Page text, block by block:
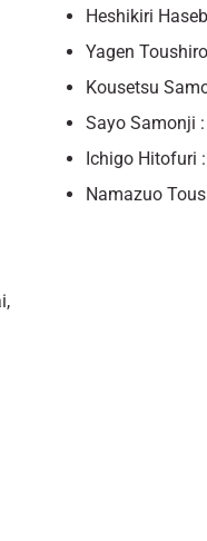
Heshikiri
Yagen
Kousetsu
Sayo Samonji
Ichigo Hitofuri
Namazuo